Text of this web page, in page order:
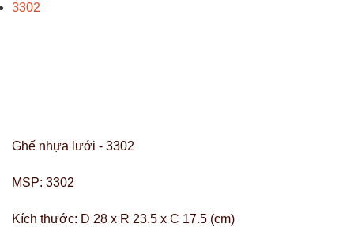
3302
Ghế nhựa lưới - 3302
MSP: 3302
Kích thước: D 28 x R 23.5 x C 17.5 (cm)